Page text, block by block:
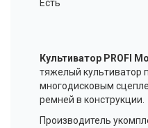
Есть
Культиватор PROFI
тяжелый культиватор
многодисковым
ремней в конструкции.
Производитель